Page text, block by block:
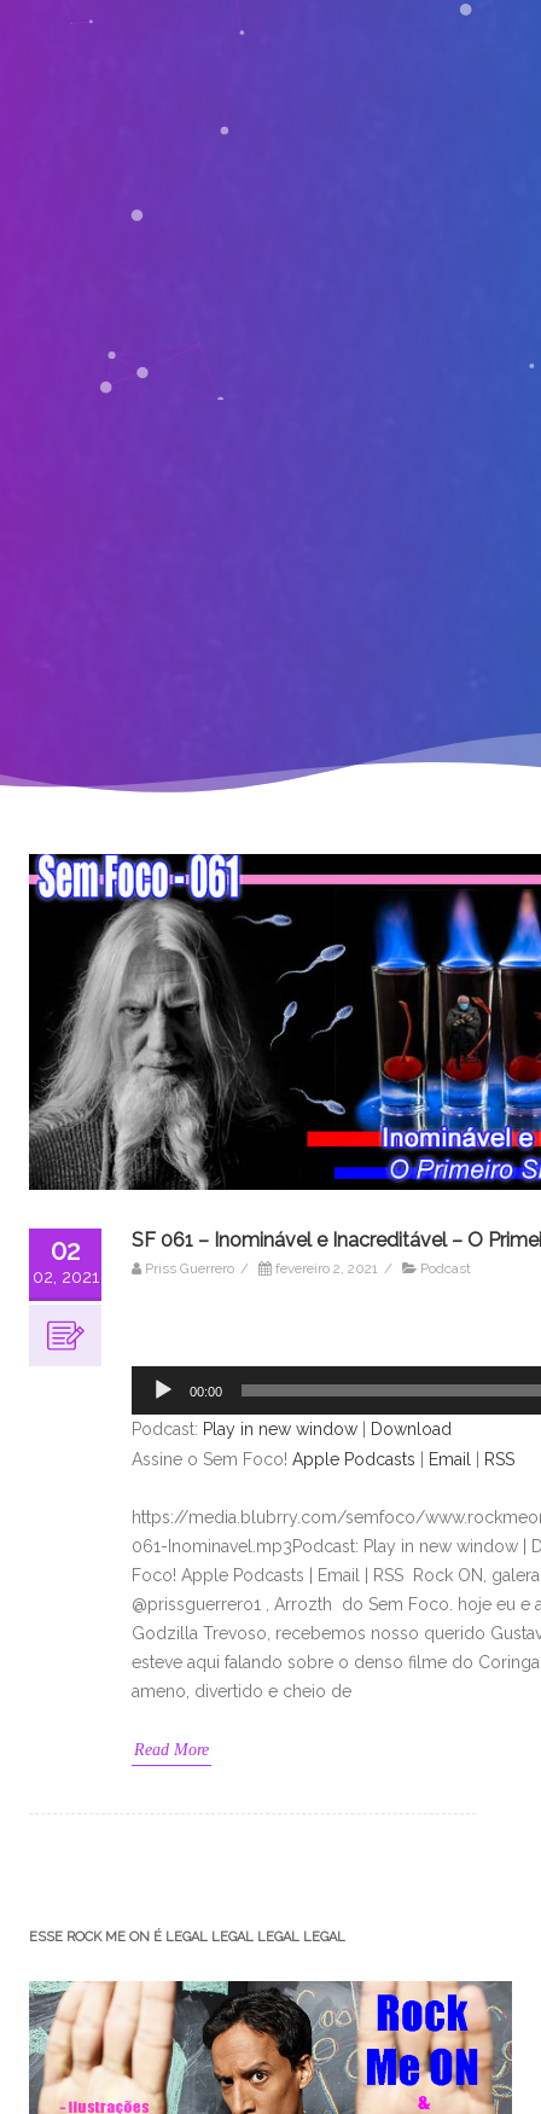
02
02, 2021
SF 061 – Inominável e Inacreditável – O
Priss Guerrero / fevereiro 2, 2021 / Podcast
áudio
00:00
Podcast: Play in new window
Download
Assine o Sem Foco! Apple Podcasts Email RSS
https://media.blubrry.com/semfoco/
061-Inominavel.mp3Podcast: Play in new window |
Foco! Apple Podcasts | Email | RSS Rock ON,
@prissguerrero1 , Arrozth do Sem Foco. hoje eu e
Godzilla Trevoso, recebemos nosso querido
esteve aqui falando sobre o denso filme do
ameno, divertido e cheio de
Read More
ESSE ROCK ME ON É LEGAL LEGAL LEGAL LEGAL